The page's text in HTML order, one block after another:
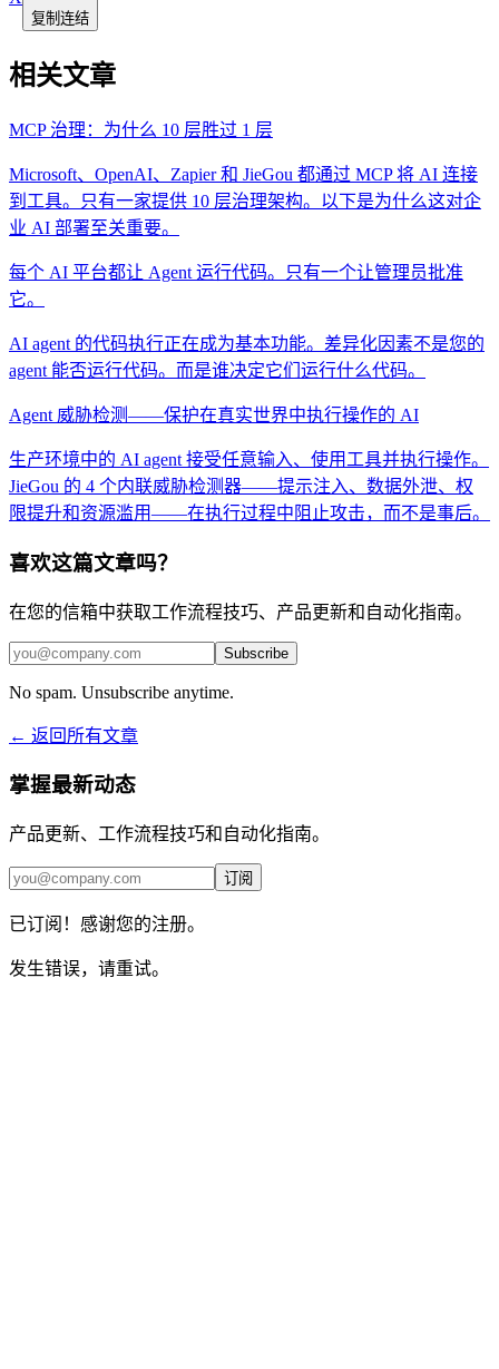
复制连结
相关文章
MCP 治理：为什么 10 层胜过 1 层
Microsoft、OpenAI、Zapier 和 JieGou 都通过 MCP 将 AI 连接
到工具。只有一家提供 10 层治理架构。以下是为什么这对企
业 AI 部署至关重要。
每个 AI 平台都让 Agent 运行代码。只有一个让管理员批准
它。
AI agent 的代码执行正在成为基本功能。差异化因素不是您的
agent 能否运行代码。而是谁决定它们运行什么代码。
Agent 威胁检测——保护在真实世界中执行操作的 AI
生产环境中的 AI agent 接受任意输入、使用工具并执行操作。
JieGou 的 4 个内联威胁检测器——提示注入、数据外泄、权
限提升和资源滥用——在执行过程中阻止攻击，而不是事后。
喜欢这篇文章吗？
在您的信箱中获取工作流程技巧、产品更新和自动化指南。
Subscribe
No spam. Unsubscribe anytime.
← 返回所有文章
掌握最新动态
产品更新、工作流程技巧和自动化指南。
订阅
已订阅！感谢您的注册。
发生错误，请重试。